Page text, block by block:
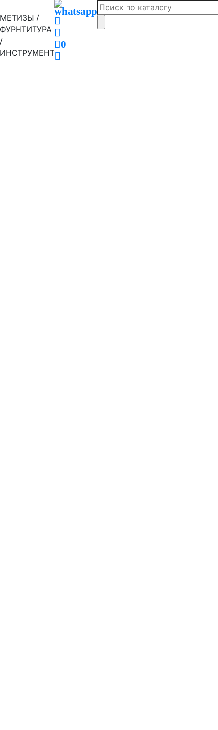
МЕТИЗЫ /
ФУРНТИТУРА
/
ИНСТРУМЕНТ
0